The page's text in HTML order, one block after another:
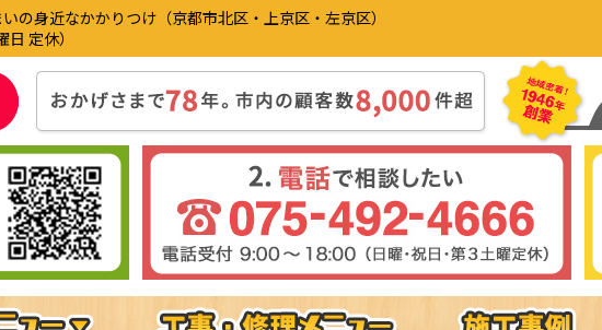
の身近なかかりつけ（京都市北区・上京区・左京区）
定休）